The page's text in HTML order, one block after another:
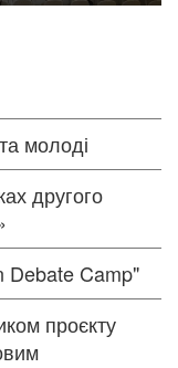
молоді
другого
Debate Camp"
проєкту